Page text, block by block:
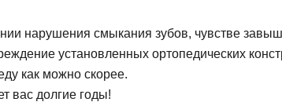
нарушения смыкания зубов, чувстве
установленных ортопедических
как можно скорее.
вас долгие годы!